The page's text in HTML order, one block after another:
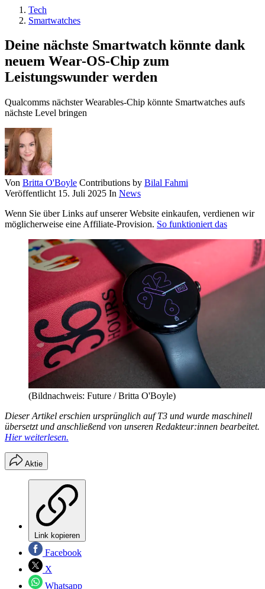
Tech
Smartwatches
Deine nächste Smartwatch könnte dank
neuem Wear-OS-Chip zum
Leistungswunder werden
Qualcomms nächster Wearables-Chip könnte Smartwatches aufs
nächste Level bringen
Von Britta O'Boyle Contributions by Bilal Fahmi
Veröffentlicht 15. Juli 2025 In News
Wenn Sie über Links auf unserer Website einkaufen, verdienen wir
möglicherweise eine Affiliate-Provision. So funktioniert das
(Bildnachweis: Future / Britta O'Boyle)
Dieser Artikel erschien ursprünglich auf T3 und wurde maschinell
übersetzt und anschließend von unseren Redakteur:innen bearbeitet.
Hier weiterlesen.
Aktie
Link kopieren
Facebook
X
Whatsapp